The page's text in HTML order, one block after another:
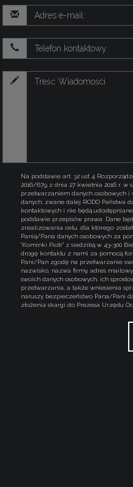
Na podstawie art. 32 ust 4
2016/679 z dnia 27 kwietnia 2016 r. w
przetwarzaniem danych osobowych i
danych, zwane dalej RODO Państwa
kontaktowych i nie będą udostępniane innym podmiotom niż upoważnionym na
podstawie przepisów prawa. Dane
zrealizowania celu, dla którego zostały zebrane. Administratorem podanych przez
Panią/Pana danych osobowych za
"Kominki Piotr" z siedzibą w 43-300 Bielsko-Biała ul.Architektów 67b. Wybierając
drogę kontaktu z nami za pomocą
Pani/Pan zgodę na przetwarzanie swoich danych osobowych takich jak: imię,
nazwisko, nazwa firmy, adres
swoich danych osobowych, ich sprostowania, usunięcia lub ograniczenia
przetwarzania, a także wniesienia
naruszy bezpieczeństwo Pana/Pani danych osobowych,
złożenia skargi do Prezesa Urzędu